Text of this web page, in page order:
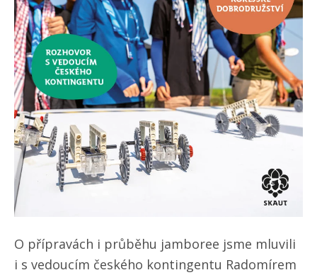
O přípravách i průběhu jamboree jsme mluvili
i s vedoucím českého kontingentu Radomírem